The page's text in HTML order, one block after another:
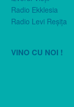
Radio Ekklesia
Radio Levi Reşiţa
VINO CU NOI !